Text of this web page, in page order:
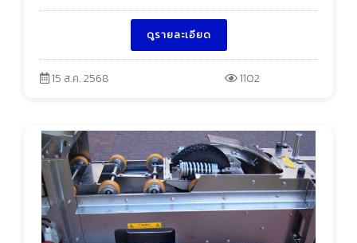
ดูรายละเอียด
15 ส.ค. 2568 1102